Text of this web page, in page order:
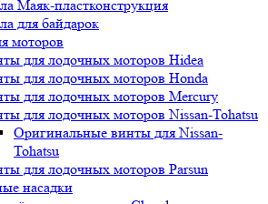
Маяк-пластконструкция
для байдарок
моторов
для лодочных моторов Hidea
для лодочных моторов Honda
для лодочных моторов Mercury
для лодочных моторов Nissan-Tohatsu
Оригинальные винты для Nissan-
Tohatsu
для лодочных моторов Parsun
насадки